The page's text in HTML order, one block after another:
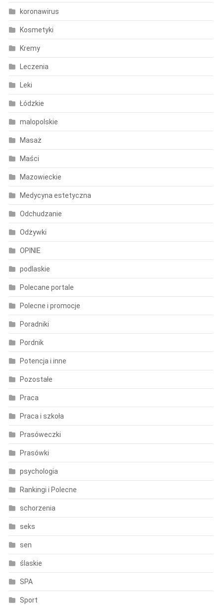
koronawirus
Kosmetyki
Kremy
Leczenia
Leki
Łódzkie
malopolskie
Masaż
Maści
Mazowieckie
Medycyna estetyczna
Odchudzanie
Odżywki
OPINIE
podlaskie
Polecane portale
Polecne i promocje
Poradniki
Pordnik
Potencja i inne
Pozostałe
Praca
Praca i szkoła
Prasóweczki
Prasówki
psychologia
Rankingi i Polecne
schorzenia
seks
sen
ślaskie
SPA
Sport